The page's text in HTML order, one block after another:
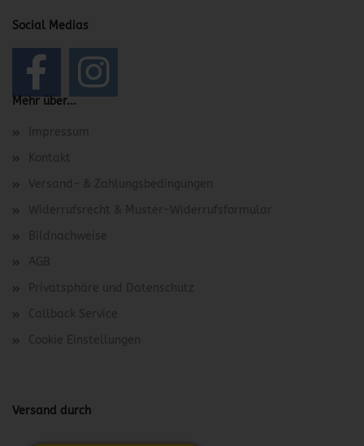
Social Medias
Mehr über...
Impressum
Kontakt
Versand- & Zahlungsbedingungen
Widerrufsrecht & Muster-Widerrufsformular
Bildnachweise
AGB
Privatsphäre und Datenschutz
Callback Service
Cookie Einstellungen
Versand durch